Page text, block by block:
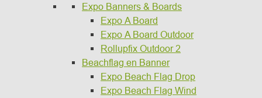
Expo Banners & Boards
Expo A Board
Expo A Board Outdoor
Rollupfix Outdoor 2
Beachflag en Banner
Expo Beach Flag Drop
Expo Beach Flag Wind